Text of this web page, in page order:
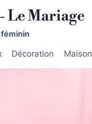
Le Mariage
Décoration Maison